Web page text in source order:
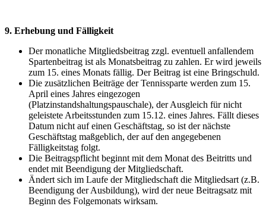
9. Erhebung und Fälligkeit
Der monatliche Mitgliedsbeitrag zzgl. eventuell anfallendem
Spartenbeitrag ist als Monatsbeitrag zu zahlen. Er wird jeweils
zum 15. eines Monats fällig. Der Beitrag ist eine Bringschuld.
Die zusätzlichen Beiträge der Tennissparte werden zum 15.
April eines Jahres eingezogen
(Platzinstandshaltungspauschale), der Ausgleich für nicht
geleistete Arbeitsstunden zum 15.12. eines Jahres. Fällt dieses
Datum nicht auf einen Geschäftstag, so ist der nächste
Geschäftstag maßgeblich, der auf den angegebenen
Fälligkeitstag folgt.
Die Beitragspflicht beginnt mit dem Monat des Beitritts und
endet mit Beendigung der Mitgliedschaft.
Ändert sich im Laufe der Mitgliedschaft die Mitgliedsart (z.B.
Beendigung der Ausbildung), wird der neue Beitragsatz mit
Beginn des Folgemonats wirksam.